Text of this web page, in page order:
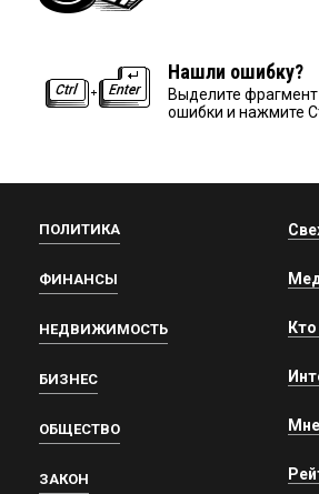
Нашли ошибку?
Выделите фрагмент
ошибки и нажмите
ПОЛИТИКА
ФИНАНСЫ
НЕДВИЖИМОСТЬ
БИЗНЕС
ОБЩЕСТВО
ЗАКОН